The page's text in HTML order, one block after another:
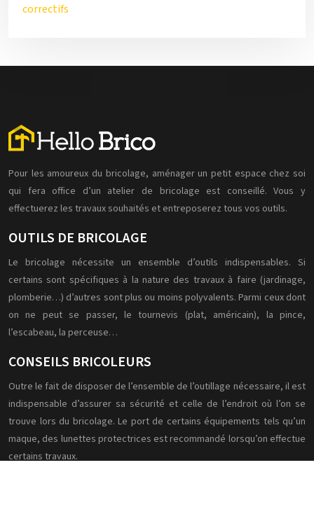
correctifs
Pour les amoureux du bricolage, aménager un petit espace chez soi
qui fera office d’un atelier de bricolage est conseillé. Vous y
effectuerez les travaux souhaités et entreposerez tous vos outils.
OUTILS DE BRICOLAGE
Le bricolage nécessite un ensemble d’outils indispensables. Si
certains sont spécifiques à la nature des travaux à faire (jardinage,
plomberie…) d’autres sont plus ou moins polyvalents. Parmi ceux dont
on ne peut se passer, le tournevis (plat, américain), la pince,
l’escabeau, la perceuse…
CONSEILS BRICOLEURS
Outre le fait de disposer de l’ensemble de l’outillage nécessaire, il est
indispensable d’assurer sa sécurité et celle de l’endroit où l’on se
trouve lors du bricolage. Le port de certains équipements tels qu’un
maque, des lunettes protectrices est recommandé lorsqu’on effectue
certains travaux.